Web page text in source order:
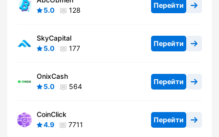
5.0
128
Перейти
SkyCapital
5.0
177
Перейти
OnixCash
5.0
564
Перейти
CoinClick
4.9
7711
Перейти